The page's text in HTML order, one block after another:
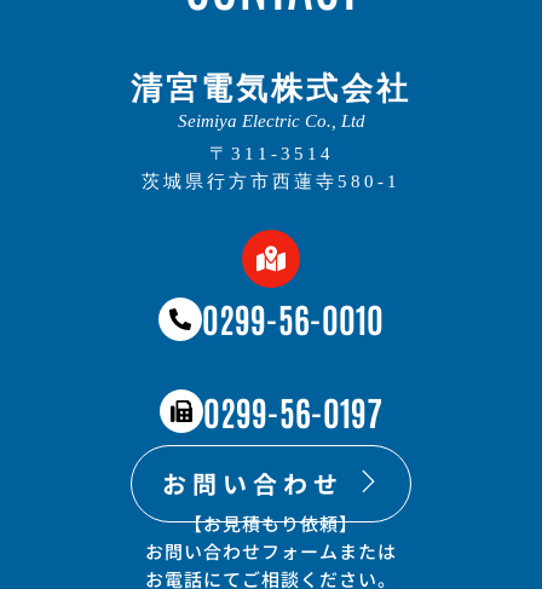
清宮電気株式会社
Seimiya Electric Co., Ltd
〒311-3514
茨城県行方市西蓮寺580-1
0299-56-0010
0299-56-0197
お問い合わせ
【お見積もり依頼​】
お問い合わせフォームまたは
​お電話にてご相談ください。